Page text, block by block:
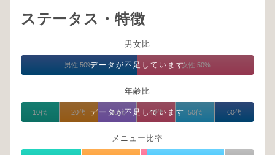
ステータス・特徴
男女比
データが不足しています
男性 50% 女性 50%
年齢比
データが不足しています
10代 20代 30代 40代 50代 60代
メニュー比率